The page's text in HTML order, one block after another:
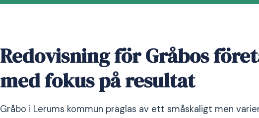
Redovisning för Gråbos
med fokus på resultat
Gråbo i Lerums kommun präglas av ett småskaligt men